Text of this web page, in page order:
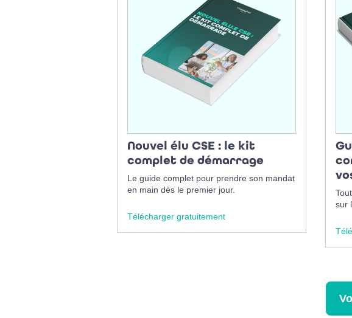
Nouvel élu CSE : le kit
complet de démarrage
Le guide complet pour prendre son mandat
en main dès le premier jour.
Télécharger gratuitement
sur